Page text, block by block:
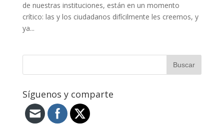
de nuestras instituciones, están en un momento
crítico: las y los ciudadanos difícilmente les creemos, y
ya...
Síguenos y comparte